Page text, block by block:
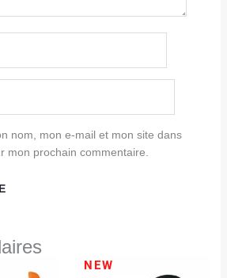
nom, mon e-mail et mon site dans
mon prochain commentaire.
NEW